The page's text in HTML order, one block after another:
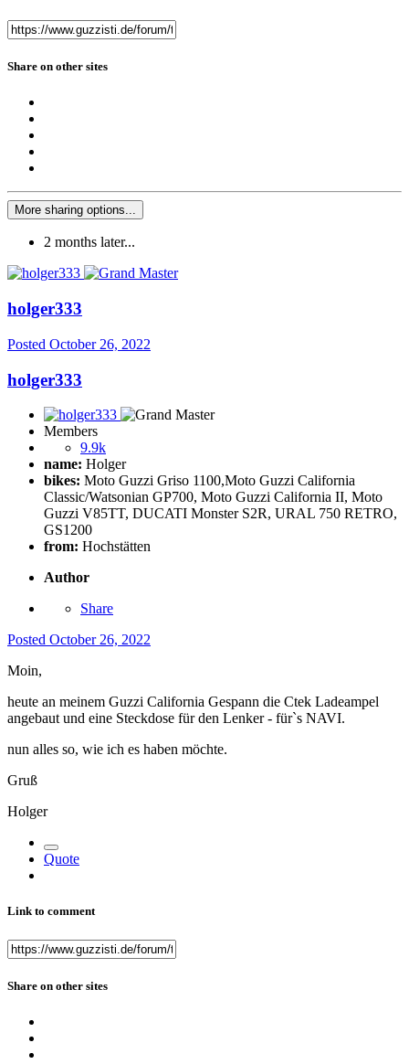
Share on other sites
More sharing options...
2 months later...
holger333
Posted October 26, 2022
holger333
Members
9.9k
name: Holger
bikes: Moto Guzzi Griso 1100,Moto Guzzi California
Classic/Watsonian GP700, Moto Guzzi California II, Moto
Guzzi V85TT, DUCATI Monster S2R, URAL 750 RETRO,
GS1200
from: Hochstätten
Author
Share
Posted October 26, 2022
Moin,
heute an meinem Guzzi California Gespann die Ctek Ladeampel
angebaut und eine Steckdose für den Lenker - für`s NAVI.
nun alles so, wie ich es haben möchte.
Gruß
Holger
Quote
Link to comment
Share on other sites